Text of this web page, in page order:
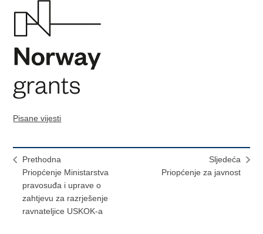
Pisane vijesti
Prethodna
Priopćenje Ministarstva
pravosuđa i uprave o
zahtjevu za razrješenje
ravnateljice USKOK-a
Sljedeća
Priopćenje za javnost